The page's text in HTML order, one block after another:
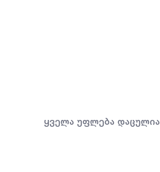
ყველა უფლება დაცულია